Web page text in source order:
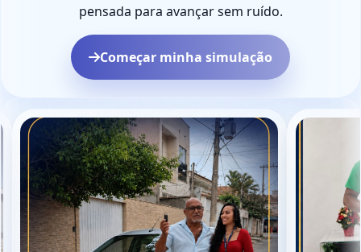
pensada para avançar sem ruído.
Começar minha simulação